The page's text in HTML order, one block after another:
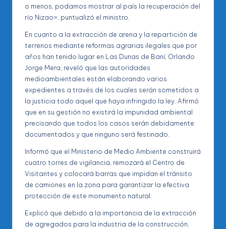
o menos, podamos mostrar al país la recuperación del
río Nizao», puntualizó el ministro.
En cuanto a la extracción de arena y la repartición de
terrenos mediante reformas agrarias ilegales que por
años han tenido lugar en Las Dunas de Baní, Orlando
Jorge Mera, reveló que las autoridades
medioambientales están elaborando varios
expedientes a través de los cuales serán sometidos a
la justicia todo aquel que haya infringido la ley. Afirmó
que en su gestión no existirá la impunidad ambiental
precisando que todos los casos serán debidamente
documentados y que ninguno será festinado.
Informó que el Ministerio de Medio Ambiente construirá
cuatro torres de vigilancia, remozará el Centro de
Visitantes y colocará barras que impidan el tránsito
de camiones en la zona para garantizar la efectiva
protección de este monumento natural.
Explicó que debido a la importancia de la extracción
de agregados para la industria de la construcción,